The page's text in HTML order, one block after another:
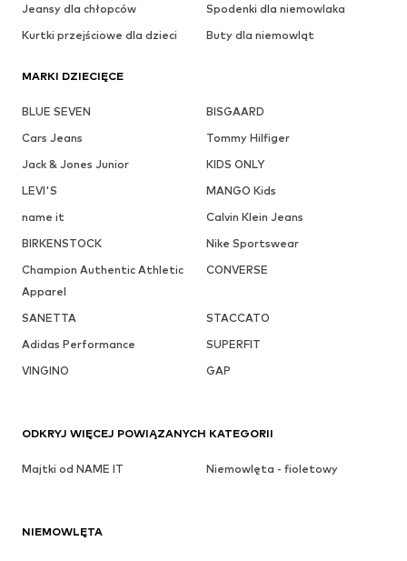
Jeansy dla chłopców
Spodenki dla niemowlaka
Kurtki przejściowe dla dzieci
Buty dla niemowląt
MARKI DZIECIĘCE
BLUE SEVEN
BISGAARD
Cars Jeans
Tommy Hilfiger
Jack & Jones Junior
KIDS ONLY
LEVI'S
MANGO Kids
name it
Calvin Klein Jeans
BIRKENSTOCK
Nike Sportswear
Champion Authentic Athletic
Apparel
CONVERSE
SANETTA
STACCATO
Adidas Performance
SUPERFIT
VINGINO
GAP
NIEMOWLĘTA
ODKRYJ WIĘCEJ POWIĄZANYCH KATEGORII
Majtki od NAME IT Niemowlęta - fioletowy